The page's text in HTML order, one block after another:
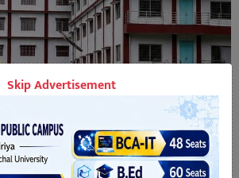
Skip Advertisement